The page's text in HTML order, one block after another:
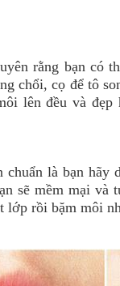
rằng bạn có
chổi, cọ để tô
lên đều và
chuẩn là bạn
sẽ mềm mại
lớp rồi bặm môi